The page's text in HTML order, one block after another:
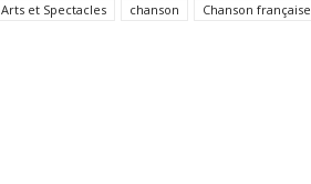
Arts et Spectacles chanson Chanson française